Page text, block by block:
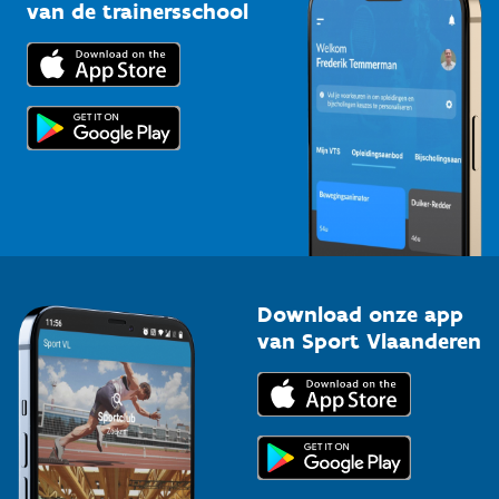
Trainers en begeleiders
Topsporters
Downloads
Voor de pers
van de trainersschool
Download onze app
van Sport Vlaanderen